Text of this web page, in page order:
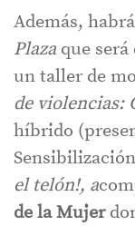
Además,
Plaza que
un taller de
de violencias:
híbrido
el telón!, a
de la Mujer